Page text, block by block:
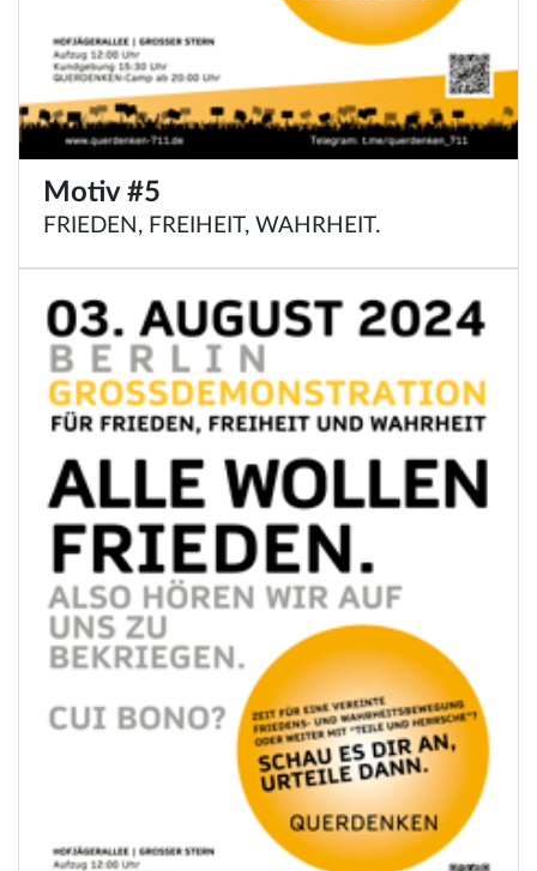
Motiv #5
FRIEDEN, FREIHEIT, WAHRHEIT.